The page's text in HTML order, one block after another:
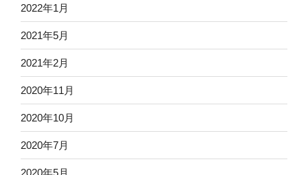
2022年1月
2021年5月
2021年2月
2020年11月
2020年10月
2020年7月
2020年5月